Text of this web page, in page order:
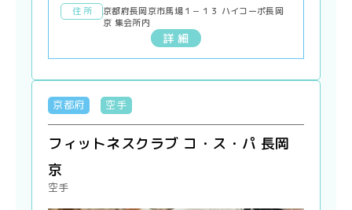
住 所
京都府長岡京市馬場１－１３ ハイコーポ長岡
京 集会所内
詳 細
京都府 空手
フィットネスクラブ コ・ス・パ 長岡
京
空手